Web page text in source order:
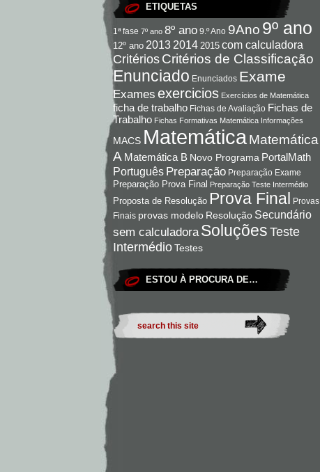
ETIQUETAS
1ª fase 7º ano 8º ano 9.º Ano 9Ano 9º ano
12º ano 2013 2014 2015 com calculadora
Critérios Critérios de Classificação
Enunciado Enunciados Exame
Exames exercicios Exercícios de Matemática
ficha de trabalho Fichas de Avaliação Fichas de
Trabalho Fichas Formativas Matemática Informações
MACS Matemática Matemática
A Matemática B Novo Programa PortalMath
Português Preparação Preparação Exame
Preparação Prova Final Preparação Teste Intermédio
Proposta de Resolução Prova Final Provas
Finais provas modelo Resolução Secundário
sem calculadora Soluções Teste
IntermédioTestes
ESTOU À PROCURA DE…